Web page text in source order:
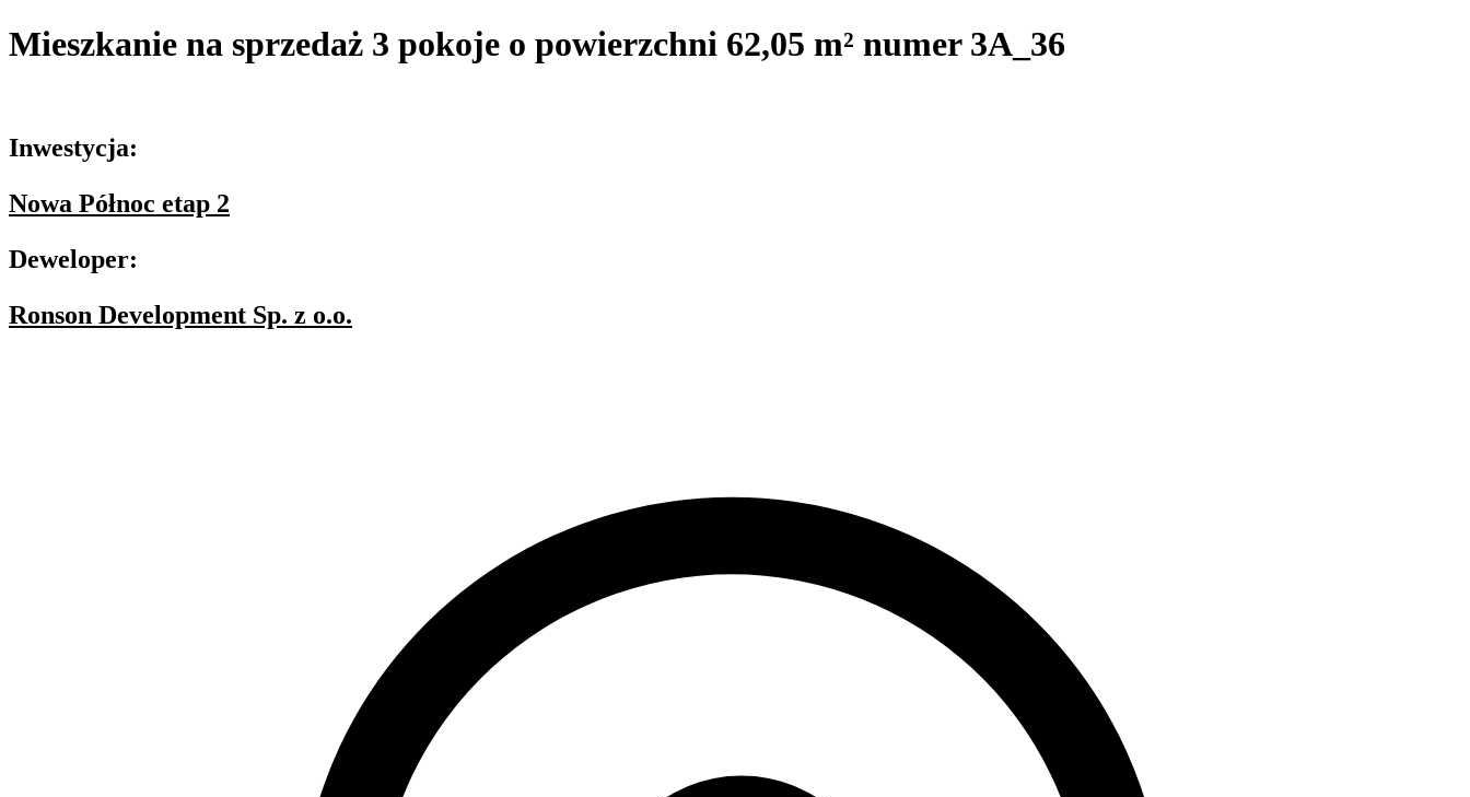
Mieszkanie na sprzedaż 3 pokoje o powierzchni 62,05 m² numer 3A_36
Inwestycja:
Nowa Północ etap 2
Deweloper:
Ronson Development Sp. z o.o.